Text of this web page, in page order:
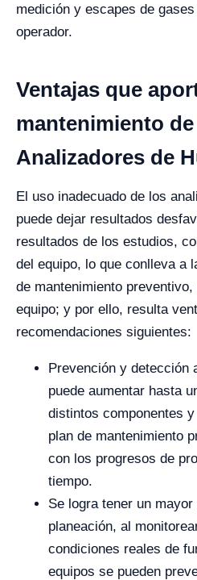
medición y escapes de
operador.
Ventajas que
mantenimiento
Analizadores de
El uso inadecuado de los
puede dejar resultados
resultados de los estudios,
del equipo, lo que conlleva a
de mantenimiento
equipo; y por ello, resulta
recomendaciones siguientes:
Prevención y detección
puede aumentar hasta
distintos componentes
plan de mantenimiento
con los progresos de
tiempo.
Se logra tener un
planeación, al
condiciones reales de
equipos se pueden